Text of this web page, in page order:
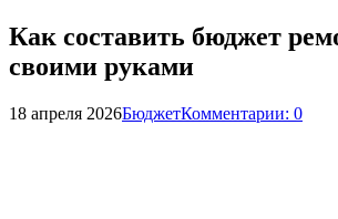
Как составить бюджет
своими руками
18 апреля 2026БюджетКомментарии: 0